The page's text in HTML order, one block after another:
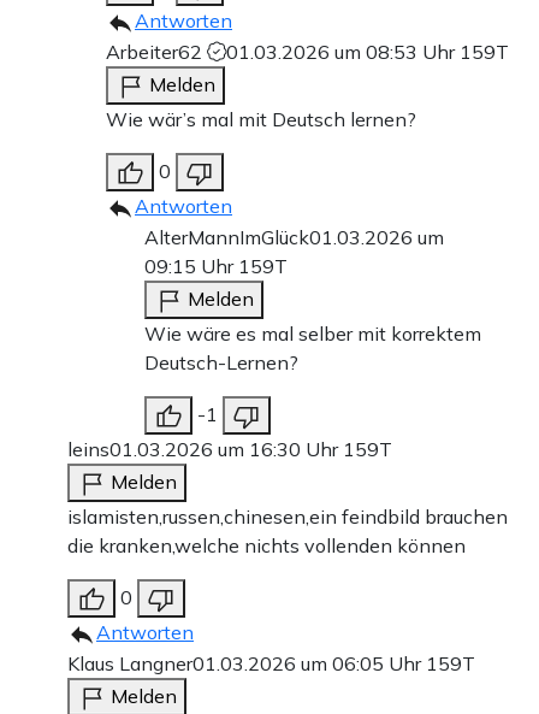
Antworten
Arbeiter62
01.03.2026 um 08:53 Uhr 159T
Melden
Wie wär’s mal mit Deutsch lernen?
0
Antworten
AlterMannImGlück01.03.2026 um
09:15 Uhr 159T
Melden
Wie wäre es mal selber mit korrektem
Deutsch-Lernen?
-1
leins01.03.2026 um 16:30 Uhr 159T
Melden
islamisten,russen,chinesen,ein feindbild brauchen
die kranken,welche nichts vollenden können
0
Antworten
Klaus Langner01.03.2026 um 06:05 Uhr 159T
Melden